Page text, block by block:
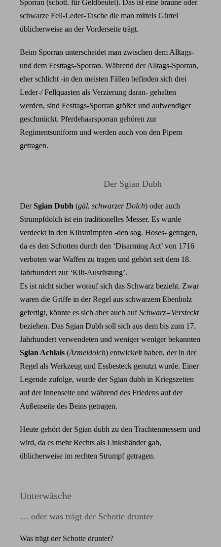
Sporran (schott. für Geldbeutel). Das ist eine braune oder
schwarze Fell-Leder-Tasche die man mittels Gürtel
üblicherweise an der Vorderseite trägt.
Beim Sporran unterscheidet man zwischen dem Alltags-
und dem Festtags-Sporran. Während der Alltags-Sporran,
eher schlicht -in den meisten Fällen befinden sich drei
Leder-/ Fellquasten als Verzierung daran- gehalten
werden, sind Festtags-Sporran größer und aufwendiger
geschmückt. Pferdehaarsporran gehören zur
Regimentsuniform und werden auch von den Pipern
getragen.
Der Sgian Dubh
DerSgian Dubh (gäl. schwarzer Dolch) oder auch
Strumpfdolch ist ein traditionelles Messer. Es wurde
verdeckt in den Kiltstrümpfen -den sog. Hoses- getragen,
da es den Schotten durch den ‘Disarming Act’ von 1716
verboten war Waffen zu tragen und gehört seit dem 18.
Jahrhundert zur ‘Kilt-Ausrüstung’.
Es ist nicht sicher worauf sich das Schwarz bezieht. Zwar
waren die Griffe in der Regel aus schwarzem Ebenholz
gefertigt, könnte es sich aber auch aufSchwarz=Versteckt
beziehen. Das Sgian Dubh soll sich aus dem bis zum 17.
Jahrhundert verwendeten und weniger weniger bekannten
Sgian Achlais (Ärmeldolch) entwickelt haben, der in der
Regel als Werkzeug und Essbesteck genutzt wurde. Einer
Legende zufolge, wurde der Sgian dubh in Kriegszeiten
auf der Innenseite und während des Friedens auf der
Außenseite des Beins getragen.
Heute gehört der Sgian dubh zu den Trachtenmessern und
wird, da es mehr Rechts als Linkshänder gab,
üblicherweise im rechten Strumpf getragen.
Unterwäsche
… oder was trägt der Schotte drunter
Was trägt der Schotte drunter?